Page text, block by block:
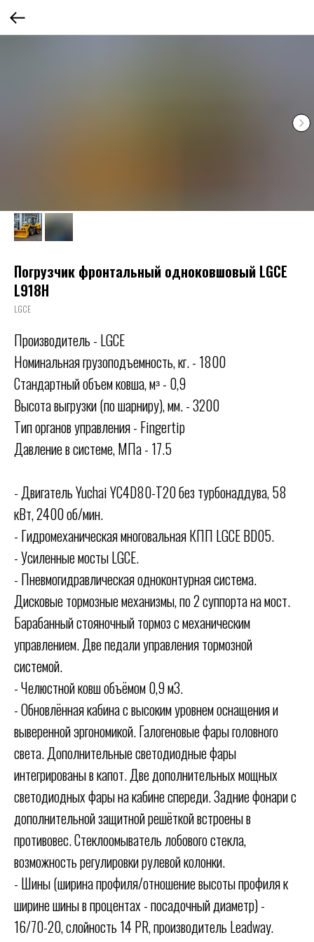
Погрузчик фронтальный одноковшовый LGCE
L918H
LGCE
Производитель - LGCE
Номинальная грузоподъемность, кг. - 1800
Стандартный объем ковша, мᶟ - 0,9
Высота выгрузки (по шарниру), мм. - 3200
Тип органов управления - Fingertip
Давление в системе, МПа - 17.5
- Двигатель Yuchai YC4D80-T20 без турбонаддува, 58
кВт, 2400 об/мин.
- Гидромеханическая многовальная КПП LGCE BD05.
- Усиленные мосты LGCE.
- Пневмогидравлическая одноконтурная система.
Дисковые тормозные механизмы, по 2 суппорта на мост.
Барабанный стояночный тормоз с механическим
управлением. Две педали управления тормозной
системой.
- Челюстной ковш объёмом 0,9 м3.
- Обновлённая кабина с высоким уровнем оснащения и
выверенной эргономикой. Галогеновые фары головного
света. Дополнительные светодиодные фары
интегрированы в капот. Две дополнительных мощных
светодиодных фары на кабине спереди. Задние фонари с
дополнительной защитной решёткой встроены в
противовес. Стеклоомыватель лобового стекла,
возможность регулировки рулевой колонки.
- Шины (ширина профиля/отношение высоты профиля к
ширине шины в процентах - посадочный диаметр) -
16/70-20, слойность 14 PR, производитель Leadway.